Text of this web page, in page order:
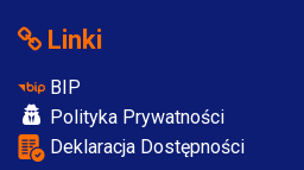
Linki
BIP
Polityka Prywatności
Deklaracja Dostępności